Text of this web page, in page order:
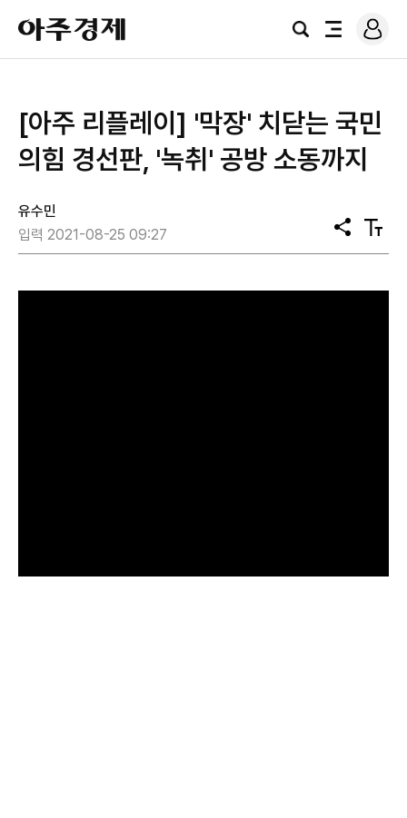
아
주
경
검
전
로
그
[아주 리플레이] '막장' 치닫는 국민
의힘 경선판, '녹취' 공방 소동까지
유수민
입력 2021-08-25 09:27
공
유
텍
스
기